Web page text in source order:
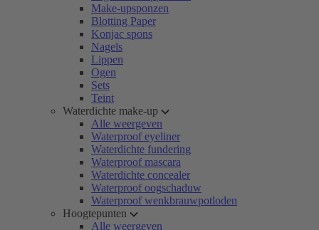
Make-upsponzen
Blotting Paper
Konjac spons
Nagels
Lippen
Ogen
Sets
Teint
Waterdichte make-up
Alle weergeven
Waterproof eyeliner
Waterdichte fundering
Waterproof mascara
Waterdichte concealer
Waterproof oogschaduw
Waterproof wenkbrauwpotloden
Hoogtepunten
Alle weergeven